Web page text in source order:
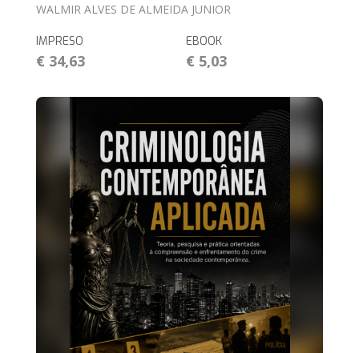
WALMIR ALVES DE ALMEIDA JUNIOR
IMPRESO
€ 34,63
EBOOK
€ 5,03